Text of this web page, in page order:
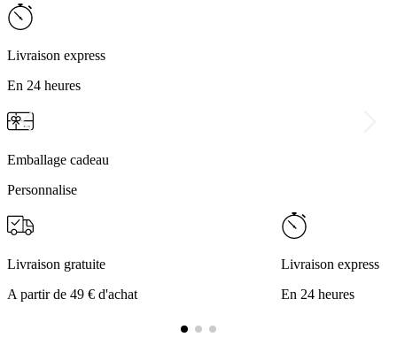
Livraison express
En 24 heures
Emballage cadeau
Personnalise
Livraison gratuite
A partir de 49 € d'achat
Livraison express
En 24 heures